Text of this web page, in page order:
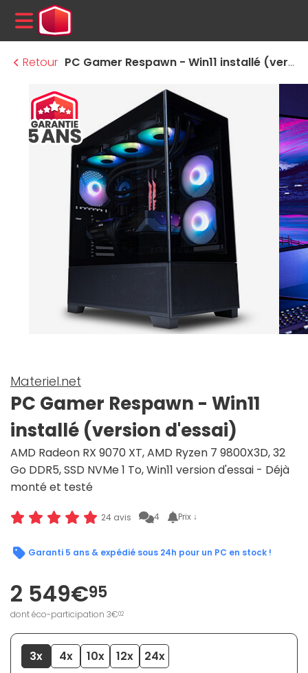
MENU
Retour
PC Gamer Respawn - Win11 installé (version d'essai)
Materiel.net
PC Gamer Respawn - Win11
installé (version d'essai)
AMD Radeon RX 9070 XT, AMD Ryzen 7 9800X3D, 32
Go DDR5, SSD NVMe 1 To, Win11 version d'essai - Déjà
monté et testé
24 avis 4 Prix ↓
Garanti 5 ans & expédié sous 24h pour un PC en stock !
2 549€95
dont éco-participation 3€02
3x 4x 10x 12x
24x